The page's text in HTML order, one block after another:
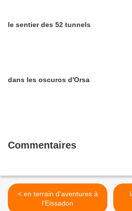
le sentier des 52 tunnels
dans les oscuros d'Orsa
Commentaires
< en terrain d'aventures à
l'Eissadon